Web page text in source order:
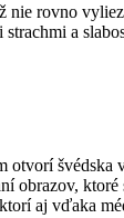
nie rovno
a
švédska
obrazov,
aj vďaka